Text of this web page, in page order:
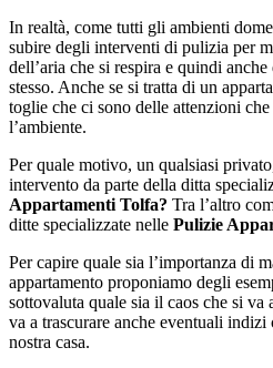
In realtà, come tutti gli ambienti
subire degli interventi di pulizia per
dell’aria che si respira e quindi
stesso. Anche se si tratta di un
toglie che ci sono delle attenzioni
l’ambiente.
Per quale motivo, un qualsiasi
intervento da parte della ditta
Appartamenti Tolfa? Tra l’altro
ditte specializzate nelle Pulizie
Per capire quale sia l’importanza di
appartamento proponiamo degli
sottovaluta quale sia il caos che si va
va a trascurare anche eventuali
nostra casa.